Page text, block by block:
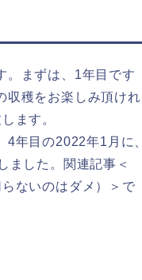
。まずは、1年目です
収穫をお楽しみ頂けれ
ます。
4年目の2022年1月に、
ました。関連記事＜
らないのはダメ）＞で